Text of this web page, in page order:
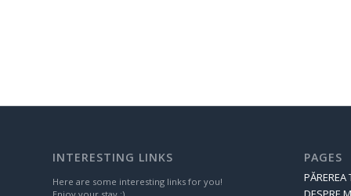
INTERESTING LINKS
Here are some interesting links for you!
PAGES
PĂREREA